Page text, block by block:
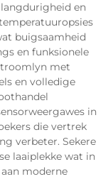
en
buigsaamheid
en funksionele
met
en volledige
in
die vertrek
verbeter. Sekere
laaiplekke wat in
moderne